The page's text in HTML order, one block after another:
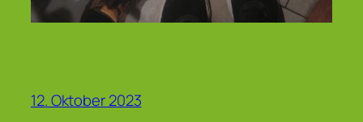
12. Oktober 2023